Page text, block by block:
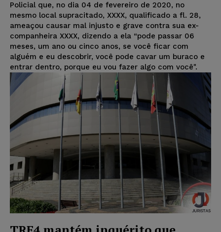
Policial que, no dia 04 de fevereiro de 2020, no
mesmo local supracitado, XXXX, qualificado a fl. 28,
ameaçou causar mal injusto e grave contra sua ex-
companheira XXXX, dizendo a ela “pode passar 06
meses, um ano ou cinco anos, se você ficar com
alguém e eu descobrir, você pode cavar um buraco e
entrar dentro, porque eu vou fazer algo com você".